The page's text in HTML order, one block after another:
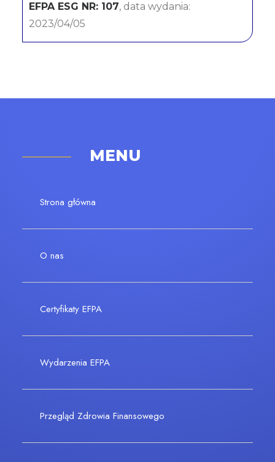
EFPA ESG NR: 107, data wydania:
2023/04/05
MENU
Strona główna
O nas
Certyfikaty EFPA
Wydarzenia EFPA
Przegląd Zdrowia Finansowego